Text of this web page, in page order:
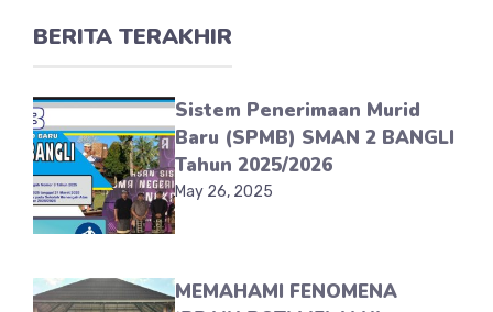
BERITA TERAKHIR
Sistem Penerimaan Murid
Baru (SPMB) SMAN 2 BANGLI
Tahun 2025/2026
May 26, 2025
MEMAHAMI FENOMENA